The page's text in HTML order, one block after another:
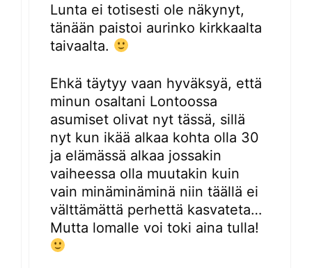
Lunta ei totisesti ole näkynyt,
tänään paistoi aurinko kirkkaalta
taivaalta.
Ehkä täytyy vaan hyväksyä, että
minun osaltani Lontoossa
asumiset olivat nyt tässä, sillä
nyt kun ikää alkaa kohta olla 30
ja elämässä alkaa jossakin
vaiheessa olla muutakin kuin
vain minäminäminä niin täällä ei
välttämättä perhettä kasvateta…
Mutta lomalle voi toki aina tulla!